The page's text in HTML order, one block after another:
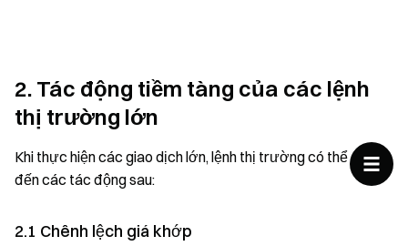
2. Tác động tiềm tàng của các lệnh
thị trường lớn
Khi thực hiện các giao dịch lớn, lệnh thị trường có thể dẫn
đến các tác động sau:
2.1 Chênh lệch giá khớp